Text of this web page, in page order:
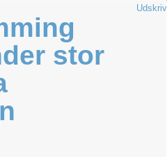
Udskriv
stor